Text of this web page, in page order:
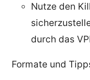
Nutze den
durch das
Formate und